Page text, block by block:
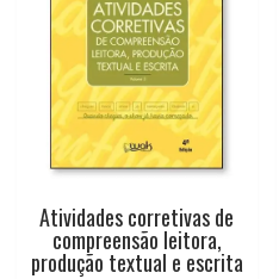
Atividades corretivas de
compreensão leitora,
produção textual e escrita